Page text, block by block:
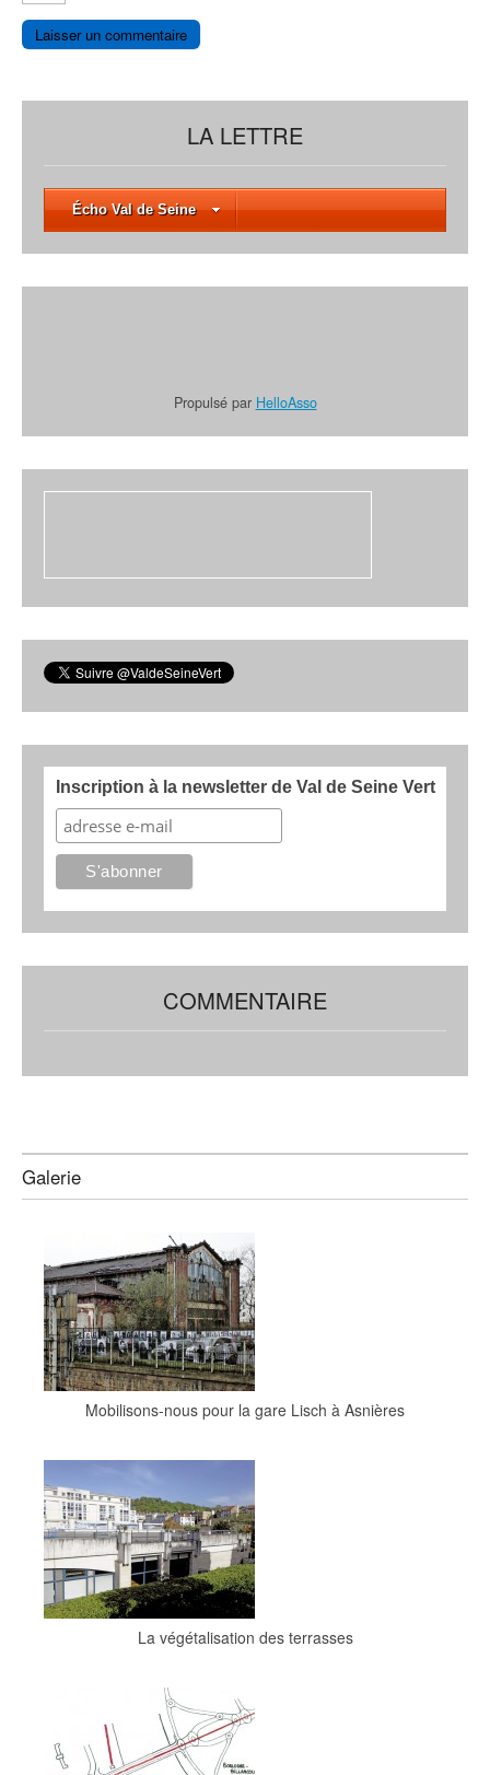
LA LETTRE
Écho Val de Seine
Propulsé par HelloAsso
Inscription à la newsletter de Val de Seine Vert
COMMENTAIRE
Galerie
Mobilisons-nous pour la gare Lisch à Asnières
La végétalisation des terrasses